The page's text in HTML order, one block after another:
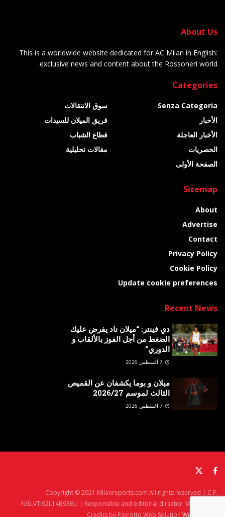
About Us
This is a worldwide website dedicated for AC Milan in English:
exclusive news and content about the Rossoneri world.
Categories
Senza Categoria
الأخبار
الأخبار العاجلة
الحصريات
الصفحة الأولى
سوق الانتقالات
فريق الميلان للسيدات
قطاع الشباب
مقالات تحليلية
Sitemap
About
Advertise
Contact
Privacy Policy
Cookie Policy
Update cookie preferences
Recent News
دي فينتر: “ميلان ناد يفرض عليك
الضغط من أجل الفوز بالألقاب و
الدوري”
ميلان و بوما يكشفان عن القميص
الثالث لموسم 2026/27
Copyright © 2021 Milanreports.com All rights reserved | C.F.
NGLVTI92L14B936U | Responsible and editorial director: Vito Angelè
Credits by Parrotto Web Solution Web Agency